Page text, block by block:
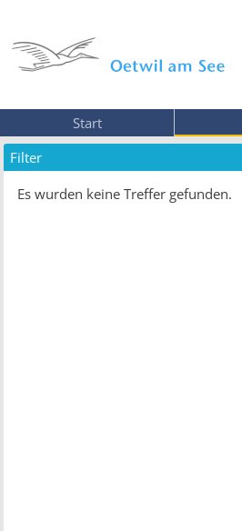
Start
Filter
Es wurden keine Treffer gefunden.